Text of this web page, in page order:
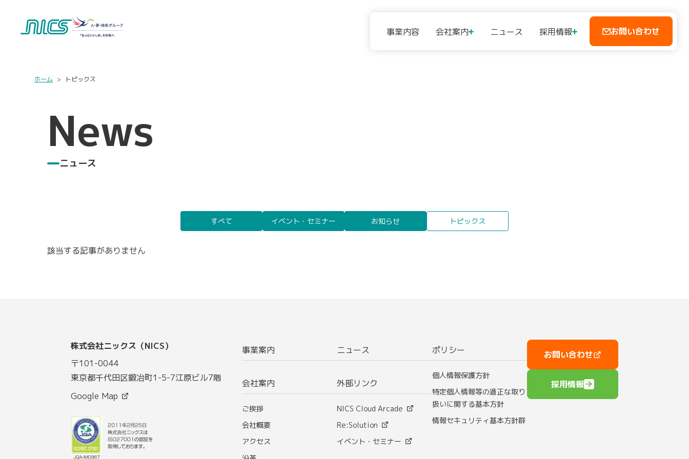
事業内容 会社案内 ニュース 採用情報 お問い合わせ
ホーム トピックス
News
ニュース
すべて イベント・セミナー お知らせ トピックス
該当する記事がありません
株式会社ニックス（NICS）
〒101-0044
東京都千代田区鍛冶町1-5-7江原ビル7階
Google Map
事業案内
会社案内
ご挨拶
会社概要
アクセス
ニュース
外部リンク
NICS Cloud Arcade
Re:Solution
イベント・セミナー
ポリシー
個人情報保護方針
特定個人情報等の適正な取り
扱いに関する基本方針
情報セキュリティ基本方針群
お問い合わせ
採用情報